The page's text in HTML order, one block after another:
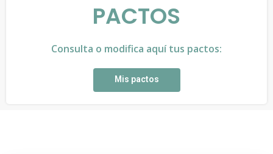
PACTOS
Consulta o modifica aquí tus pactos:
Mis pactos